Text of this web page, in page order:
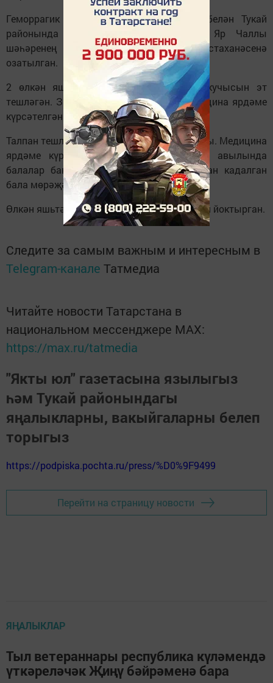
Геморрагик бизгәк авыруы булу шиге белән Тукай
районында бер өлкән яшьтәге кеше Яр Чаллы
шәһәренең йогышлы авырулар хастаханәсенә
озатылган.
2 өлкән яшьтәге кешене, бер мәктәп укучысын эт
тешләгән. Зыян күргәннәргә тиешле медицина ярдәме
күрсәтелгән.
Талпан тешләү очраклары теркәлә башлады. Медицина
ярдәме күрсәтүне үтенеп, Новотроицкое авылында
балалар бакчасына йөрүче, тәненә талпан кадалган
бала мөрәҗәгать иткән.
Өлкән яшьтәге бер кеше туберулез авыруын йоктырган.
Следите за самым важным и интересным в
Telegram-канале Татмедиа
Читайте новости Татарстана в
национальном мессенджере MАХ:
https://max.ru/tatmedia
"Якты юл" газетасына язылыгыз
һәм Тукай районындагы
яңалыкларны, вакыйгаларны белеп
торыгыз
https://podpiska.pochta.ru/press/%D0%9F9499
Перейти на страницу новости
ЯҢАЛЫКЛАР
Тыл ветераннары республика күләмендә
үткәреләчәк Җиңү бәйрәменә бара